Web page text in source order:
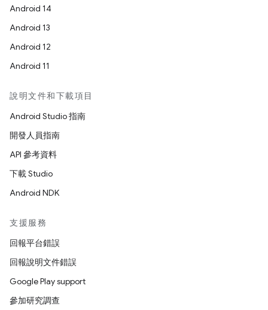
Android 14
Android 13
Android 12
Android 11
說明文件和下載項目
Android Studio 指南
開發人員指南
API 參考資料
下載 Studio
Android NDK
支援服務
回報平台錯誤
回報說明文件錯誤
Google Play support
參加研究調查